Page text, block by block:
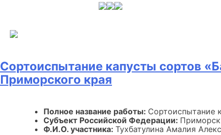
Сортоиспытание капусты сортов
Приморского края
Полное название работы: Сортоиспытание
Субъект Российской Федерации:
Ф.И.О. участника: Тухбатулина Амалия